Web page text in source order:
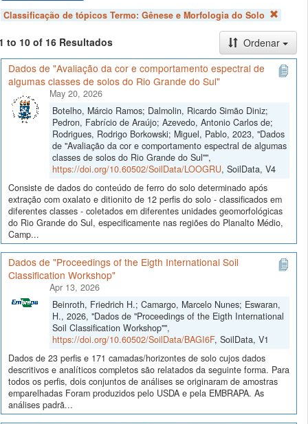
Classificação de tópicos Termo: Gênese e Morfologia do Solo
to 10 of 16 Resultados
Ordenar
Dados de "Avaliação da cor e comportamento espectral de
algumas classes de solos do Rio Grande do Sul"
May 20, 2026
Botelho, Márcio Ramos; Dalmolin, Ricardo Simão Diniz;
Pedron, Fabrício de Araújo; Azevedo, Antonio Carlos de;
Rodrigues, Rodrigo Borkowski; Miguel, Pablo, 2023, "Dados
de "Avaliação da cor e comportamento espectral de algumas
classes de solos do Rio Grande do Sul"",
https://doi.org/10.60502/SoilData/LOOGRU, SoilData, V4
Consiste de dados do conteúdo de ferro do solo determinado após
extração com oxalato e ditionito de 12 perfis do solo - classificados em
diferentes classes - coletados em diferentes unidades geomorfológicas
do Rio Grande do Sul, especificamente nas regiões do Planalto Médio,
Camp...
Dados de "Proceedings of the Eigth International Soil
Classification Workshop"
Apr 13, 2026
Beinroth, Friedrich H.; Camargo, Marcelo Nunes; Eswaran,
H., 2026, "Dados de "Proceedings of the Eigth International
Soil Classification Workshop"",
https://doi.org/10.60502/SoilData/BAGI6F, SoilData, V1
Dados de 23 perfis e 171 camadas/horizontes de solo cujos dados
descritivos e analíticos completos são relatados da seguinte forma. Para
todos os perfis, dois conjuntos de análises se originaram de amostras
emparelhadas Foram produzidos pelo USDA e pela EMBRAPA. As
análises padrã...